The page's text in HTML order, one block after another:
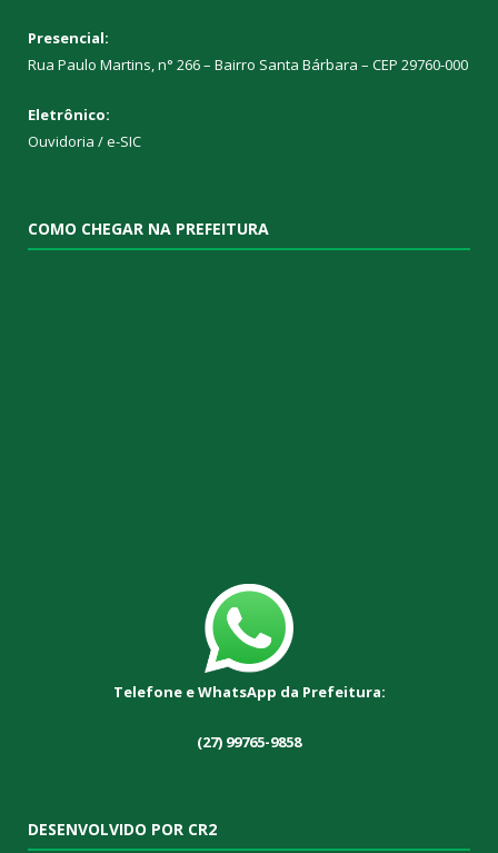
Presencial:
Rua Paulo Martins, n° 266 – Bairro Santa Bárbara – CEP 29760-000
Eletrônico:
Ouvidoria /e-SIC
COMO CHEGAR NA PREFEITURA
Telefone e WhatsApp da Prefeitura:
(27) 99765-9858
DESENVOLVIDO POR CR2